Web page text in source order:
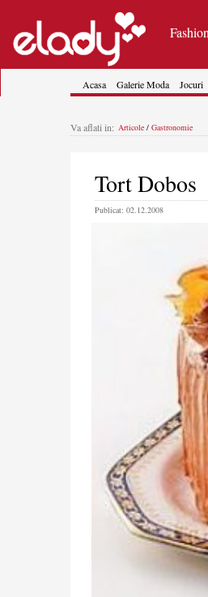
Acasa Galerie Moda Jocuri
Va aflati in: Articole / Gastronomie
Tort Dobos
Publicat: 02.12.2008